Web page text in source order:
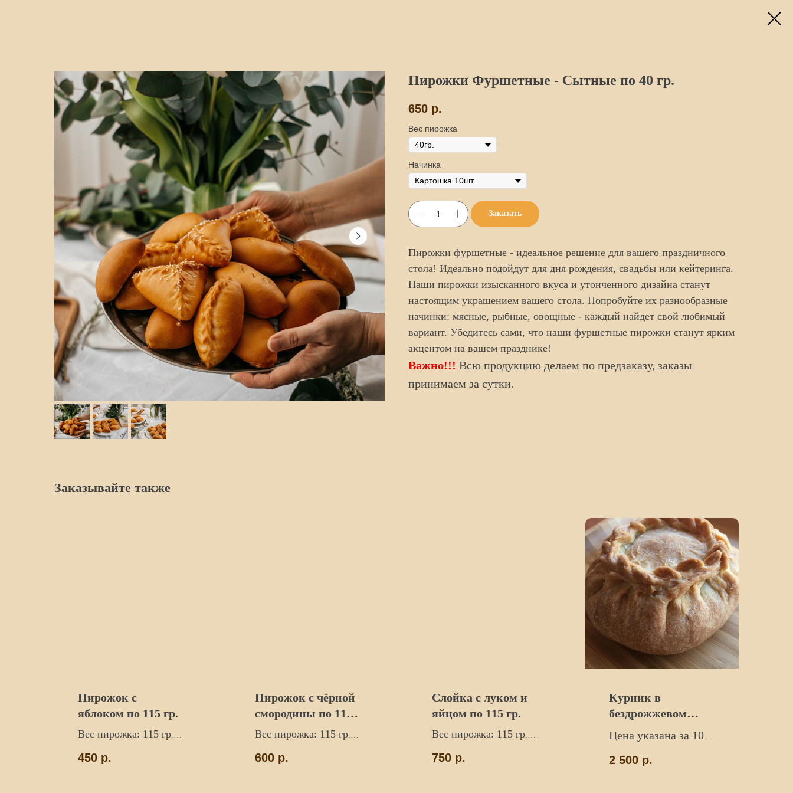
Пирожки Фуршетные - Сытные по 40 гр.
650 р.
Вес пирожка
Начинка
Заказать
Пирожки фуршетные - идеальное решение для вашего праздничного
стола! Идеально подойдут для дня рождения, свадьбы или кейтеринга.
Наши пирожки изысканного вкуса и утонченного дизайна станут
настоящим украшением вашего стола. Попробуйте их разнообразные
начинки: мясные, рыбные, овощные - каждый найдет свой любимый
вариант. Убедитесь сами, что наши фуршетные пирожки станут ярким
акцентом на вашем празднике!
Важно!!! Всю продукцию делаем по предзаказу, заказы
принимаем за сутки.
Заказывайте также
Пирожок с
яблоком по 115 гр.
Вес пирожка: 115 гр
Цена указана за 5шт.
450 р.
Пирожок с чёрной
смородины по 115
гр.
Вес пирожка: 115 гр
Цена указана за 5 штук.
600 р.
Слойка с луком и
яйцом по 115 гр.
Вес пирожка: 115 гр
Цена указана за 5шт.
750 р.
Курник в
бездрожжевом
тесте
Цена указана за 10
шт. Вес 2 кг.
2 500 р.